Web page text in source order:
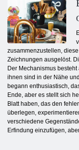
zusammenzustellen,
Zeichnungen ausgelöst.
Der Mechanismus
ihnen sind in der Nähe
begann enthusiastisch,
Ende, aber es stellt sich
Blatt haben, das den
überlegen,
verschiedene
Erfindung einzufügen,